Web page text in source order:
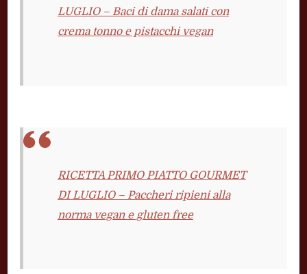
LUGLIO – Baci di dama salati con
crema tonno e pistacchi vegan
RICETTA PRIMO PIATTO GOURMET
DI LUGLIO – Paccheri ripieni alla
norma vegan e gluten free